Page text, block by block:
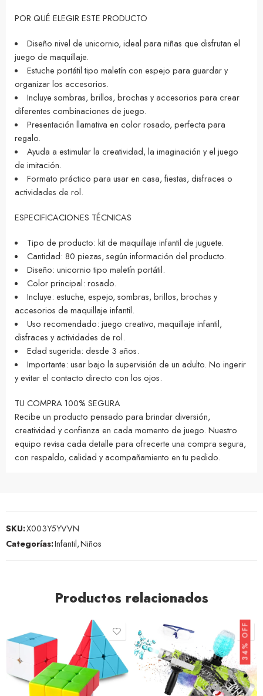
POR QUÉ ELEGIR ESTE PRODUCTO
Diseño nivel de unicornio, ideal para niñas que disfrutan el
juego de maquillaje.
Estuche portátil tipo maletín con espejo para guardar y
organizar los accesorios.
Incluye sombras, brillos, brochas y accesorios para crear
diferentes combinaciones de juego.
Presentación llamativa en color rosado, perfecta para
regalo.
Ayuda a estimular la creatividad, la imaginación y el juego
de imitación.
Formato práctico para usar en casa, fiestas, disfraces o
actividades de rol.
ESPECIFICACIONES TÉCNICAS
Tipo de producto: kit de maquillaje infantil de juguete.
Cantidad: 80 piezas, según información del producto.
Diseño: unicornio tipo maletín portátil.
Color principal: rosado.
Incluye: estuche, espejo, sombras, brillos, brochas y
accesorios de maquillaje infantil.
Uso recomendado: juego creativo, maquillaje infantil,
disfraces y actividades de rol.
Edad sugerida: desde 3 años.
Importante: usar bajo la supervisión de un adulto. No ingerir
y evitar el contacto directo con los ojos.
TU COMPRA 100% SEGURA
Recibe un producto pensado para brindar diversión,
creatividad y confianza en cada momento de juego. Nuestro
equipo revisa cada detalle para ofrecerte una compra segura,
con respaldo, calidad y acompañamiento en tu pedido.
SKU:X003Y5YVVN
Categorías:Infantil,Niños
Productos relacionados
34% OFF